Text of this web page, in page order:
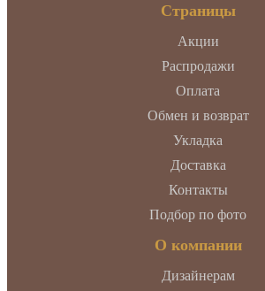
Страницы
Акции
Распродажи
Оплата
Обмен и возврат
Укладка
Доставка
Контакты
Подбор по фото
О компании
Дизайнерам